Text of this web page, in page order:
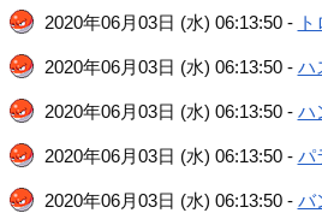
2020年06月03日 (水) 06:13:50 -
2020年06月03日 (水) 06:13:50 - ハ
2020年06月03日 (水) 06:13:50 - ハ
2020年06月03日 (水) 06:13:50 - パ
2020年06月03日 (水) 06:13:50 - バ